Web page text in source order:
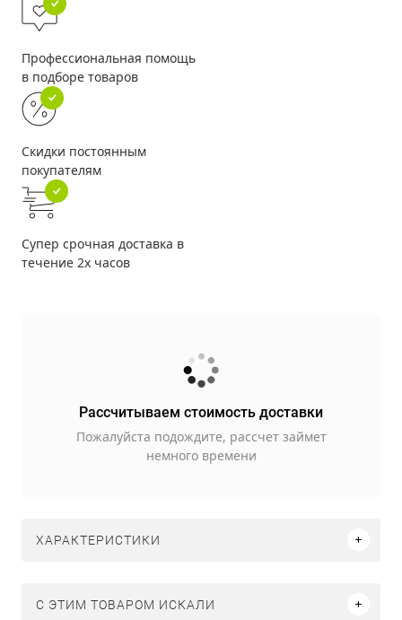
Профессиональная помощь
в подборе товаров
Скидки постоянным
покупателям
Супер срочная доставка в
течение 2х часов
Рассчитываем стоимость доставки
Пожалуйста подождите, рассчет займет
немного времени
ХАРАКТЕРИСТИКИ
C ЭТИМ ТОВАРОМ ИСКАЛИ